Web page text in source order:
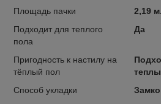
Площадь пачки
2,19
Подходит для теплого
пола
Да
Пригодность к настилу на
тёплый пол
Способ укладки